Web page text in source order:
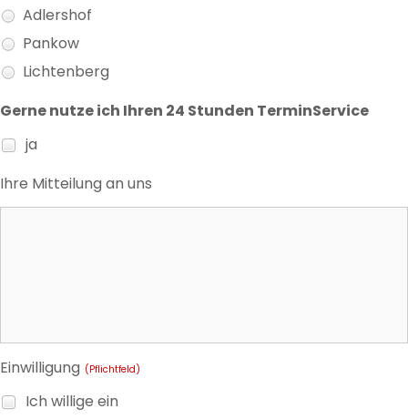
Adlershof
Pankow
Lichtenberg
Gerne nutze ich Ihren 24 Stunden TerminService
ja
Ihre Mitteilung an uns
Einwilligung (Pflichtfeld)
Ich willige ein